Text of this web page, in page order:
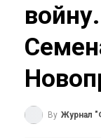
By Журнал